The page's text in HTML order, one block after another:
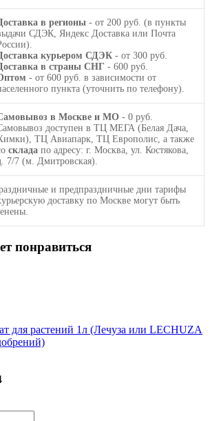
в регионы - от 200 руб. (в пункты
СДЭК, Яндекс Доставка или Почта
курьером СДЭК - от 300 руб.
в страны СНГ - 600 руб.
- от 600 руб. в зависимости от
пункта (уточнить по телефону).
в Москве и МО - 0 руб.
доступен в ТЦ МЕГА (Белая Дача,
ТЦ Авиапарк, ТЦ Европолис, а также
склада по адресу: г. Москва, ул. Костякова,
7/7 (м. Дмитровская).
и предпраздничные дни тарифы
доставку по Москве могут быть
понравиться
для растений 1л (Лечуза или LECHUZA